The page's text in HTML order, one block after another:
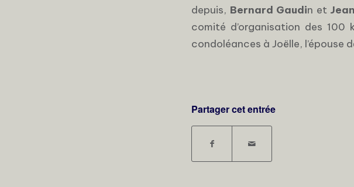
depuis, Bernard Gaudin et
comité d’organisation des 100
condoléances à Joëlle, l’épouse
Partager cet entrée